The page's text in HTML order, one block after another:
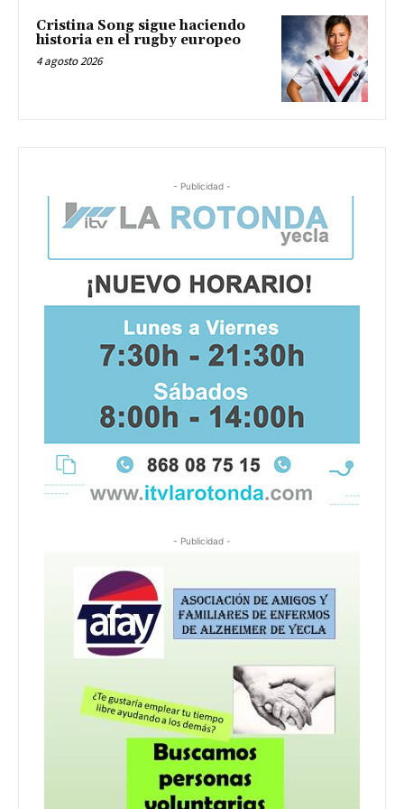
Cristina Song sigue haciendo
historia en el rugby europeo
4 agosto 2026
- Publicidad -
- Publicidad -